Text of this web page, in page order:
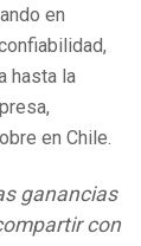
en
hasta la
en Chile.
ganancias
con